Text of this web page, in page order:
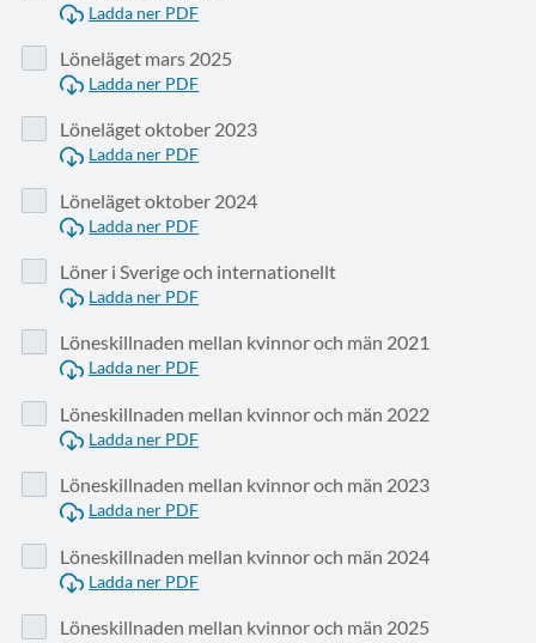
Ladda ner PDF
Löneläget mars 2025
Ladda ner PDF
Löneläget oktober 2023
Ladda ner PDF
Löneläget oktober 2024
Ladda ner PDF
Löner i Sverige och internationellt
Ladda ner PDF
Löneskillnaden mellan kvinnor och män 2021
Ladda ner PDF
Löneskillnaden mellan kvinnor och män 2022
Ladda ner PDF
Löneskillnaden mellan kvinnor och män 2023
Ladda ner PDF
Löneskillnaden mellan kvinnor och män 2024
Ladda ner PDF
Löneskillnaden mellan kvinnor och män 2025